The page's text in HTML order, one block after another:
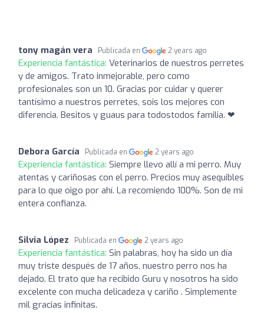
tony magán vera Publicada en 2 years ago
Experiencia fantástica: Veterinarios de nuestros perretes
y de amigos. Trato inmejorable, pero como
profesionales son un 10. Gracias por cuidar y querer
tantísimo a nuestros perretes, sois los mejores con
diferencia. Besitos y guaus para todostodos familia. ❤
Debora García Publicada en 2 years ago
Experiencia fantástica: Siempre llevo allí a mi perro. Muy
atentas y cariñosas con el perro. Precios muy asequibles
para lo que oigo por ahí. La recomiendo 100%. Son de mi
entera confianza.
Silvia López Publicada en 2 years ago
Experiencia fantástica: Sin palabras, hoy ha sido un día
muy triste después de 17 años, nuestro perro nos ha
dejado. El trato que ha recibido Guru y nosotros ha sido
excelente con mucha delicadeza y cariño . Simplemente
mil gracias infinitas.